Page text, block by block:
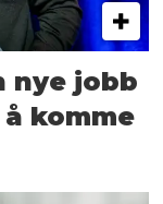
nye jobb
å komme